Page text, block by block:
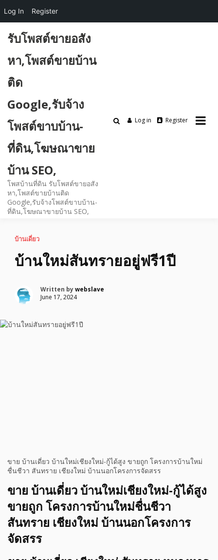
content
รับโพสต์ขายอสัง
หา,โพสต์ขายบ้าน
ติด
Google,รับจ้าง
โพสต์ขาบบ้าน-
ที่ดิน,โฆษณาขาย
บ้าน SEO,
โพสบ้านที่ดิน รับโพสต์ขายอสัง
หา,โพสต์ขายบ้านติด
Google,รับจ้างโพสต์ขาบบ้าน-
ที่ดิน,โฆษณาขายบ้าน SEO,
Log in Register
บ้านเดี่ยว
บ้านใหม่สันทรายอยู่ฟรี1ปี
Written bywebslave
June 17, 2024
ขาย บ้านเดี่ยว บ้านใหม่เชียงใหม่-กู้ได้สูง ขายถูก โครงการบ้านใหม่
ชื่นชีวา สันทราย เชียงใหม่ บ้านนอกโครงการจัดสรร
ขาย บ้านเดี่ยว บ้านใหม่เชียงใหม่-กู้ได้สูง
ขายถูก โครงการบ้านใหม่ชื่นชีวา
สันทราย เชียงใหม่ บ้านนอกโครงการ
จัดสรร
Log In Register